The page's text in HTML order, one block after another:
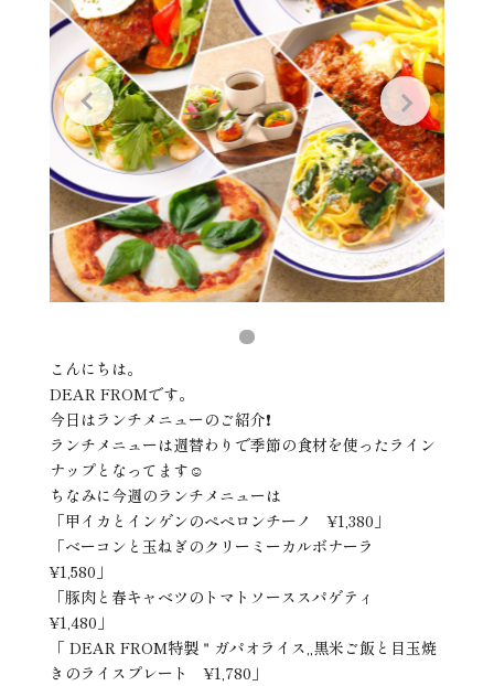
こんにちは。
DEAR FROMです。
今日はランチメニューのご紹介❗️
ランチメニューは週替わりで季節の食材を使ったライン
ナップとなってます☺️
ちなみに今週のランチメニューは
「甲イカとインゲンのペペロンチーノ ¥1,380」
「ベーコンと玉ねぎのクリーミーカルボナーラ
¥1,580」
「豚肉と春キャベツのトマトソーススパゲティ
¥1,480」
「 DEAR FROM特製＂ガパオライス„黒米ご飯と目玉焼
きのライスプレート ¥1,780」